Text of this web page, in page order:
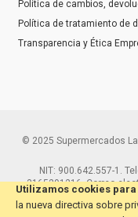
Utilizamos cookies
la nueva directiva sobre
Política de cambios,
Política de tratamiento de
Transparencia y Ética
© 2025 Supermercados
NIT: 900.642.557-1.
3165291216. Correo